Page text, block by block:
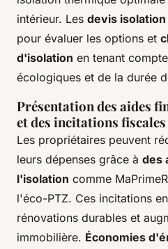
intérieur. Les devis
pour évaluer les options et
d'isolation en tenant
écologiques et de la durée
Présentation des aides
et des incitations
Les propriétaires peuvent
leurs dépenses grâce à des
l'isolation comme
l'éco-PTZ. Ces incitations
rénovations durables et
immobilière. Économies